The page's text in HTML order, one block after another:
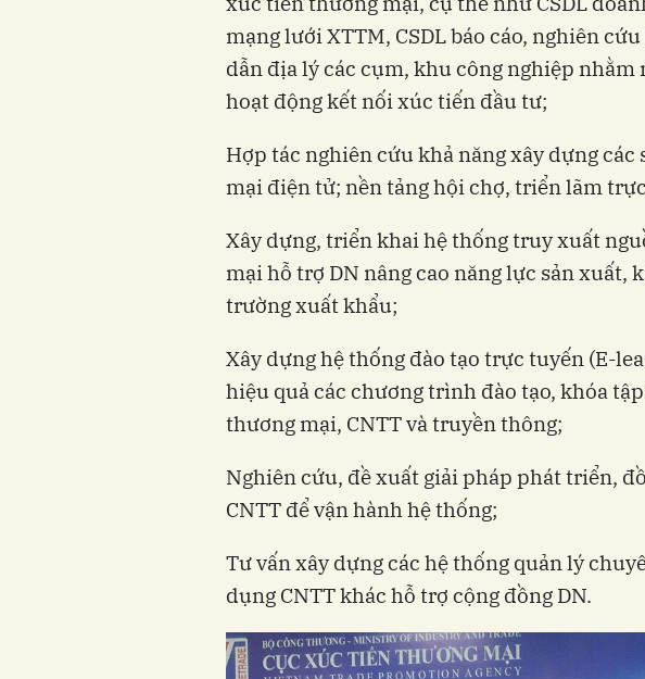
mạng lưới XTTM, CSDL báo cáo, nghiên
dẫn địa lý các cụm, khu công nghiệp nhằm
hoạt động kết nối xúc tiến đầu tư;
Hợp tác nghiên cứu khả năng xây dựng
mại điện tử; nền tảng hội chợ, triển lãm
Xây dựng, triển khai hệ thống truy xuất
mại hỗ trợ DN nâng cao năng lực sản xuất,
trường xuất khẩu;
Xây dựng hệ thống đào tạo trực tuyến (E-
hiệu quả các chương trình đào tạo, khóa
thương mại, CNTT và truyền thông;
Nghiên cứu, đề xuất giải pháp phát triển,
CNTT để vận hành hệ thống;
Tư vấn xây dựng các hệ thống quản lý
dụng CNTT khác hỗ trợ cộng đồng DN.